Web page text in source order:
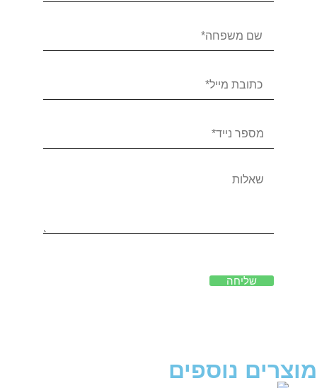
שליחה
מוצרים נוספים